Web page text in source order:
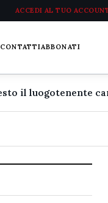
ACCEDI AL TUO
CONTATTIABBONATI